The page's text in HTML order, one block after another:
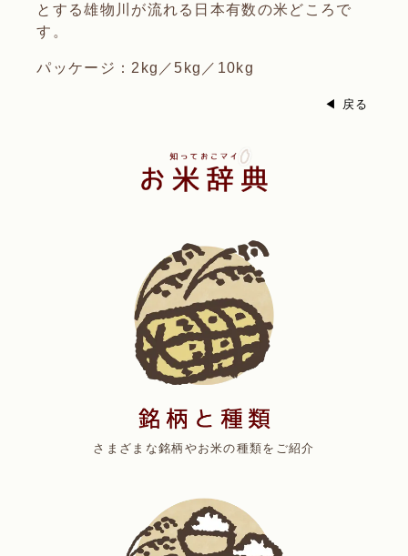
とする雄物川が流れる日本有数の米どころで
す。
パッケージ：2kg／5kg／10kg
◀ 戻る
さまざまな銘柄やお米の種類をご紹介